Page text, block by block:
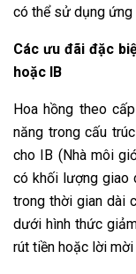
có thể sử dụng ứng
Các ưu đãi đặc
hoặc IB
Hoa hồng theo
năng trong cấu
cho IB (Nhà môi
có khối lượng giao
trong thời gian dài
dưới hình thức
rút tiền hoặc lời